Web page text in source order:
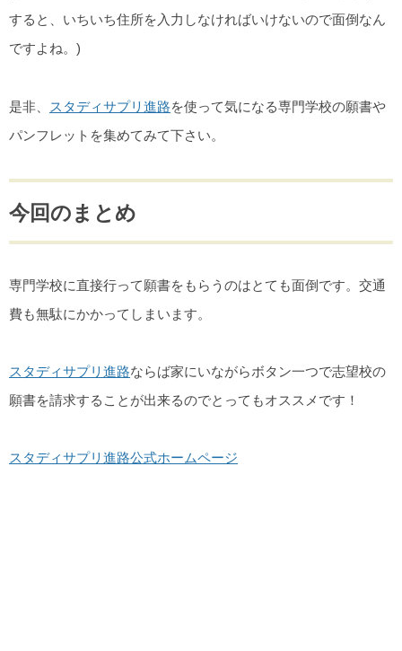
すると、いちいち住所を入力しなければいけないので面倒なん
ですよね。)
是非、 スタディサプリ進路を使って気になる専門学校の願書や
パンフレットを集めてみて下さい。
今回のまとめ
専門学校に直接行って願書をもらうのはとても面倒です。交通
費も無駄にかかってしまいます。
スタディサプリ進路ならば家にいながらボタン一つで志望校の
願書を請求することが出来るのでとってもオススメです！
スタディサプリ進路公式ホームページ